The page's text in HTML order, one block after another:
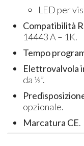
LED per
Compatibilità
14443 A – 1K.
Tempo
Elettrovalvola
da ½”.
opzionale.
Marcatura CE.